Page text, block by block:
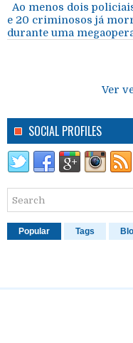
Ao menos dois
e 20 criminosos já
durante uma
Ver
SOCIAL PROFILES
Popular Tags